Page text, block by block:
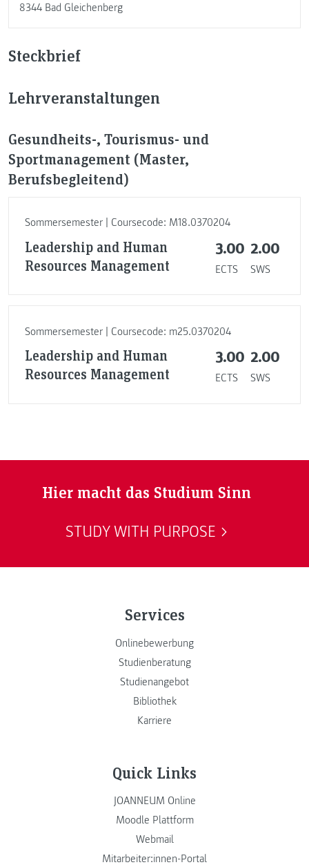
8344 Bad Gleichenberg
Steckbrief
Lehrveranstaltungen
Gesundheits-, Tourismus- und
Sportmanagement (Master,
Berufsbegleitend)
Sommersemester | Coursecode: M18.0370204
Leadership and Human
Resources Management
3.00
ECTS
2.00
SWS
Sommersemester | Coursecode: m25.0370204
Leadership and Human
Resources Management
3.00
ECTS
2.00
SWS
Hier macht das Studium Sinn
STUDY WITH PURPOSE
Services
Onlinebewerbung
Studienberatung
Studienangebot
Bibliothek
Karriere
Quick Links
JOANNEUM Online
Moodle Plattform
Webmail
Mitarbeiter:innen-Portal